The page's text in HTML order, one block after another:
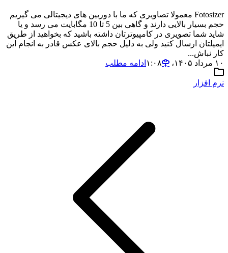
Fotosizer معمولا تصاویری که ما با دوربین های دیجیتالی می گیریم
حجم بسیار بالایی دارند و گاهی بین 5 تا 10 مگابایت می رسد و یا
شاید شما تصویری در کامپیوترتان داشته باشید که بخواهید از طریق
ایمیلتان ارسال کنید ولی به دلیل حجم بالای عکس قادر به انجام این
کار نباش...
۱۰ مرداد ۱۴۰۵،‏ ۱:۰۸
ادامه مطلب
نرم افزار